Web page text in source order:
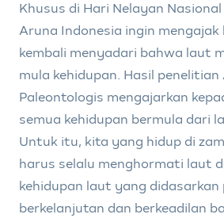
Khusus di Hari Nelayan Nasional
Aruna Indonesia ingin
kembali menyadari bahwa laut
mula kehidupan. Hasil penelitian
Paleontologis mengajarkan
semua kehidupan bermula dari
Untuk itu, kita yang hidup di
harus selalu menghormati laut
kehidupan laut yang didasarkan
berkelanjutan dan berkeadilan